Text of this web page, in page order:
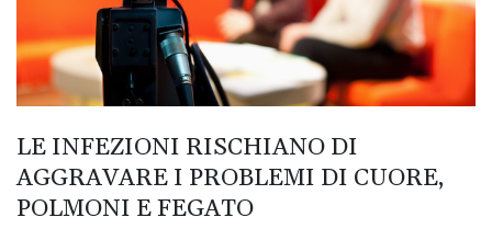
LE INFEZIONI RISCHIANO DI
AGGRAVARE I PROBLEMI DI CUORE,
POLMONI E FEGATO